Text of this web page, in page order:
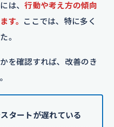
は、行動や考え方の傾向
す。 ここでは、特に多く
。
を確認すれば、改善のき
タートが遅れている